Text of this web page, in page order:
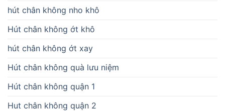
hút chân không nho khô
Hút chân không ớt khô
hút chân không ớt xay
Hút chân không quà lưu niệm
Hút chân không quận 1
Hut chân không quận 2